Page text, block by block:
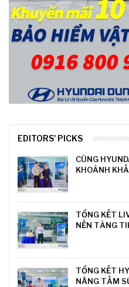
EDITORS' PICKS
CÙNG
KHOẢNH
TỔNG KẾT
NỀN TẢNG
TỔNG KẾT
NÂNG TẦM